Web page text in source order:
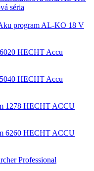
séria
AL-KO 18 V
HECHT Accu
HECHT Accu
HECHT ACCU
HECHT ACCU
Professional